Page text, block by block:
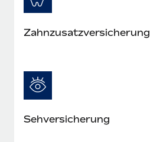
Zahn­zusatz­versicherung
Seh­versicherung